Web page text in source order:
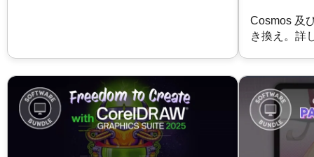
Cosmos 及
き換え。詳